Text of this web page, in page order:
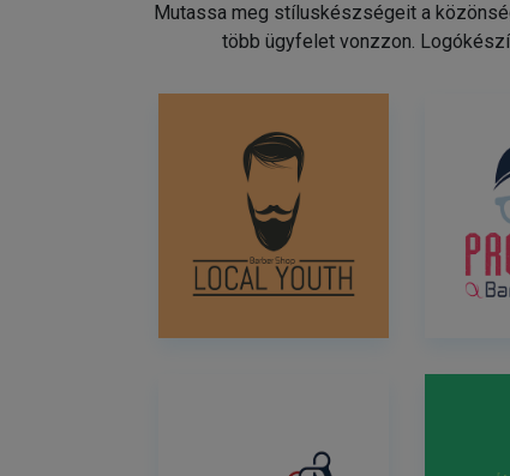
Mutassa meg stíluskészségeit a
több ügyfelet vonzzon.